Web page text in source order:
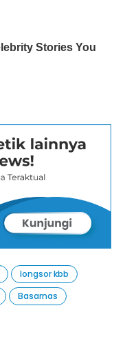
longsor kbb
Basarnas